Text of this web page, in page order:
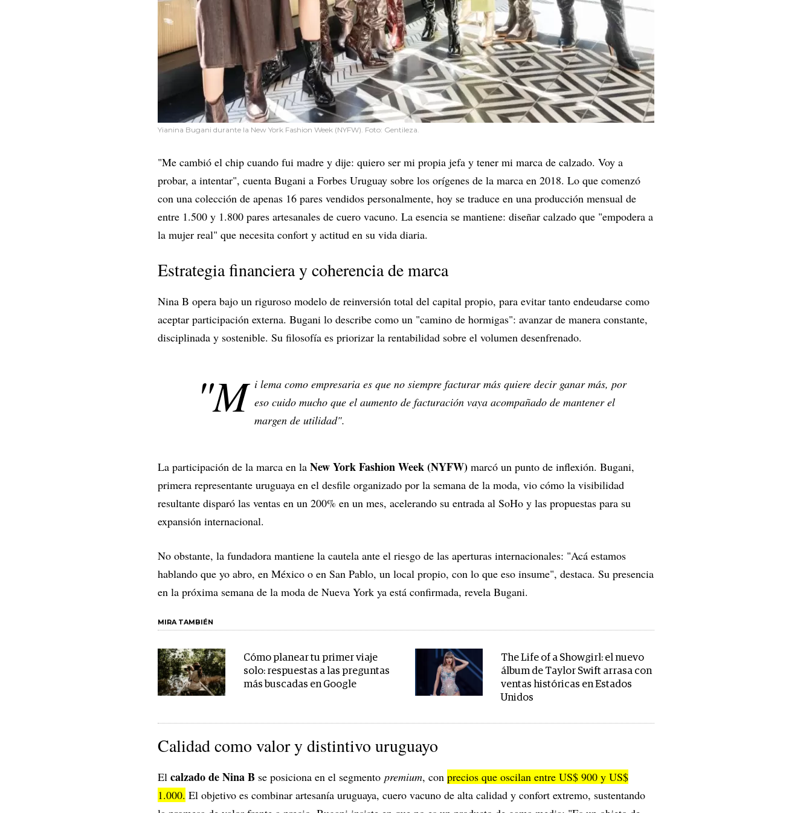
Yianina Bugani durante la New York Fashion Week (NYFW). Foto: Gentileza.
"Me cambió el chip cuando fui madre y dije: quiero ser mi propia jefa y tener mi marca de calzado. Voy a
probar, a intentar", cuenta Bugani a Forbes Uruguay sobre los orígenes de la marca en 2018. Lo que comenzó
con una colección de apenas 16 pares vendidos personalmente, hoy se traduce en una producción mensual de
entre 1.500 y 1.800 pares artesanales de cuero vacuno. La esencia se mantiene: diseñar calzado que "empodera a
la mujer real" que necesita confort y actitud en su vida diaria.
Estrategia financiera y coherencia de marca
Nina B opera bajo un riguroso modelo de reinversión total del capital propio, para evitar tanto endeudarse como
aceptar participación externa. Bugani lo describe como un "camino de hormigas": avanzar de manera constante,
disciplinada y sostenible. Su filosofía es priorizar la rentabilidad sobre el volumen desenfrenado.
"M i lema como empresaria es que no siempre facturar más quiere decir ganar más, por
eso cuido mucho que el aumento de facturación vaya acompañado de mantener el
margen de utilidad".
La participación de la marca en la New York Fashion Week (NYFW) marcó un punto de inflexión. Bugani,
primera representante uruguaya en el desfile organizado por la semana de la moda, vio cómo la visibilidad
resultante disparó las ventas en un 200% en un mes, acelerando su entrada al SoHo y las propuestas para su
expansión internacional.
No obstante, la fundadora mantiene la cautela ante el riesgo de las aperturas internacionales: "Acá estamos
hablando que yo abro, en México o en San Pablo, un local propio, con lo que eso insume", destaca. Su presencia
en la próxima semana de la moda de Nueva York ya está confirmada, revela Bugani.
MIRA TAMBIÉN
Cómo planear tu primer viaje
solo: respuestas a las preguntas
más buscadas en Google
The Life of a Showgirl: el nuevo
álbum de Taylor Swift arrasa con
ventas históricas en Estados
Unidos
Calidad como valor y distintivo uruguayo
El calzado de Nina B se posiciona en el segmento premium, con precios que oscilan entre US$ 900 y US$
1.000. El objetivo es combinar artesanía uruguaya, cuero vacuno de alta calidad y confort extremo, sustentando